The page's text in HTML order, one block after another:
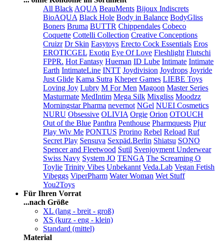
All Black AQUA BeauMents Bijoux Indiscrets
BioAQUA Black Hole Body in Balance BodyGliss
Boners Bruma BUTTR Chippendales Cobeco
Coquette Cottelli Collection Creative Conceptions
Cruizr Dr Skin Easytoys Erecto Cock Essentials Eros
EROTICGEL Exotiq Eye Of Love Fleshlight Flutschi
FPPR. Hot Fantasy Hueman ID Lube Intimate Intimate
Earth IntimateLine INTT Joydivision Joydrops Joyride
Just Glide Kama Sutra Kheper Games LIEBE Toys
Loving Joy Lubry M For Men Magoon Master Series
Masturmate MedIntim Mega Silk Mixgliss Moodzz
Morningstar Pharma nevernot NGel NUEI Cosmetics
NURU Obsessive OLIVIA Orgie Orion OTOUCH
Out of the Blue Panthra Penthouse Pharmquests Pjur
Play Wiv Me PONTUS Prorino Rebel Reload Ruf
Secret Play Sensuva Sexpäd.Berlin Shiatsu SONO
Spencer and Fleetwood Sutil Svenjoyment Underwear
Swiss Navy System JO TENGA The Screaming O
Toylie Trinity Vibes Unbekannt Veda.Lab Vegan Fetish
Vibeggs ViperPharm Water Woman Wet Stuff
You2Toys
Für Ihren Vorrat
...nach Größe
XL (lang - breit - groß)
XS (kurz - eng - klein)
Standard (mittel)
Material